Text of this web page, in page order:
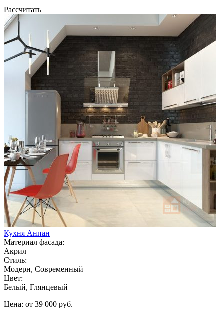
Рассчитать
Кухня Анпан
Материал фасада:
Акрил
Стиль:
Модерн, Современный
Цвет:
Белый, Глянцевый
Цена: от 39 000 руб.